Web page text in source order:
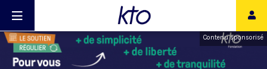
Contenu sponsorisé